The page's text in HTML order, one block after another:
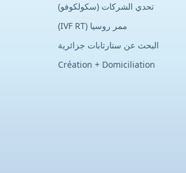
تحدي الشركات (سكولكوفو)
ممر روسيا (IVF RT)
البحث عن ستارتابات جزائرية
Création + Domiciliation